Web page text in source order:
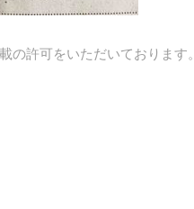
の許可をいただいております。